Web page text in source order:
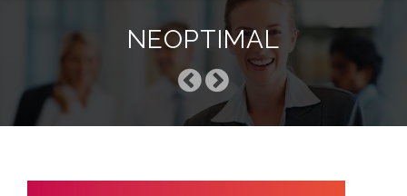
NEOPTIMAL